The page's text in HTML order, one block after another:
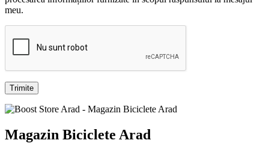
meu.
Magazin Biciclete Arad